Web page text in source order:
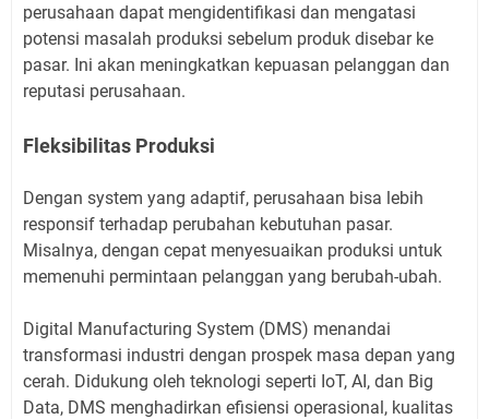
perusahaan dapat mengidentifikasi dan mengatasi
potensi masalah produksi sebelum produk disebar ke
pasar. Ini akan meningkatkan kepuasan pelanggan dan
reputasi perusahaan.
Fleksibilitas Produksi
Dengan system yang adaptif, perusahaan bisa lebih
responsif terhadap perubahan kebutuhan pasar.
Misalnya, dengan cepat menyesuaikan produksi untuk
memenuhi permintaan pelanggan yang berubah-ubah.
Digital Manufacturing System (DMS) menandai
transformasi industri dengan prospek masa depan yang
cerah. Didukung oleh teknologi seperti IoT, AI, dan Big
Data, DMS menghadirkan efisiensi operasional, kualitas